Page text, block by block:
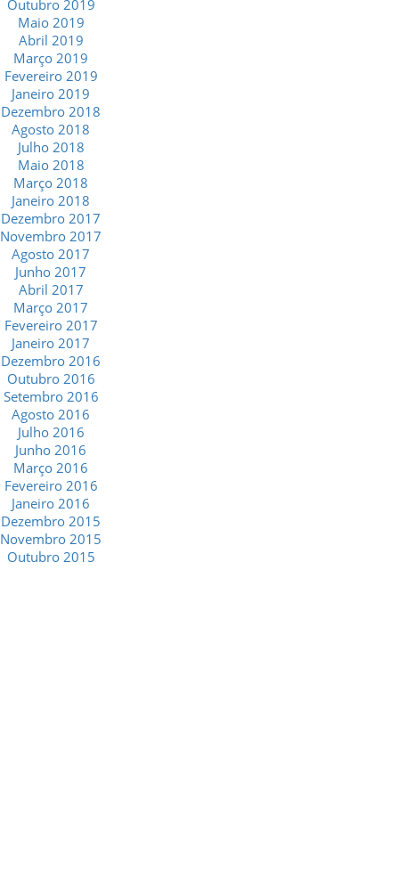
Outubro 2019
Maio 2019
Abril 2019
Março 2019
Fevereiro 2019
Janeiro 2019
Dezembro 2018
Agosto 2018
Julho 2018
Maio 2018
Março 2018
Janeiro 2018
Dezembro 2017
Novembro 2017
Agosto 2017
Junho 2017
Abril 2017
Março 2017
Fevereiro 2017
Janeiro 2017
Dezembro 2016
Outubro 2016
Setembro 2016
Agosto 2016
Julho 2016
Junho 2016
Março 2016
Fevereiro 2016
Janeiro 2016
Dezembro 2015
Novembro 2015
Outubro 2015